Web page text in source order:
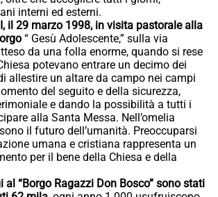
interni ed esterni.
il 29 marzo 1998, in visita pastorale alla
“ Gesù Adolescente,” sulla via
da una folla enorme, quando si rese
potevano entrare un decimo dei
allestire un altare da campo nei campi
del seguito e della sicurezza,
e dando la possibilità a tutti i
alla Santa Messa. Nell’omelia
il futuro dell’umanità. Preoccuparsi
umana e cristiana rappresenta un
per il bene della Chiesa e della
al “Borgo Ragazzi Don Bosco” sono stati